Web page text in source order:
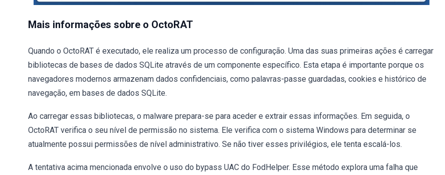
Mais informações sobre o OctoRAT
Quando o OctoRAT é executado, ele realiza um processo de configuração. Uma das suas primeiras ações é carregar
bibliotecas de bases de dados SQLite através de um componente específico. Esta etapa é importante porque os
navegadores modernos armazenam dados confidenciais, como palavras-passe guardadas, cookies e histórico de
navegação, em bases de dados SQLite.
Ao carregar essas bibliotecas, o malware prepara-se para aceder e extrair essas informações. Em seguida, o
OctoRAT verifica o seu nível de permissão no sistema. Ele verifica com o sistema Windows para determinar se
atualmente possui permissões de nível administrativo. Se não tiver esses privilégios, ele tenta escalá-los.
A tentativa acima mencionada envolve o uso do bypass UAC do FodHelper. Esse método explora uma falha que